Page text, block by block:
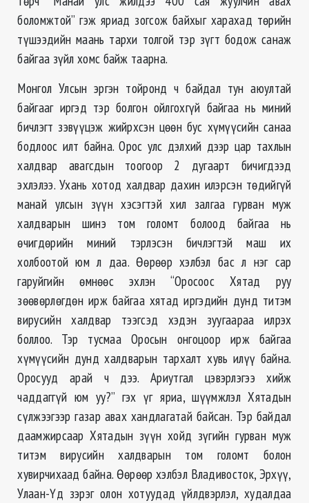
боломжтой” гэж яриад зогсож байхыг харахад төрийн
түшээдийн маань тархи толгой тэр зүгт бодож санаж
байгаа зүйл хомс байж таарна.
Монгол Улсын эргэн тойронд ч байдал тун аюултай
байгааг иргэд тэр болгон ойлгохгүй байгаа нь миний
бичлэгт зэвүүцэж жийрхсэн цөөн бус хүмүүсийн санаа
бодлоос илт байна. Орос улс дэлхий дээр цар тахлын
халдвар авагсдын тоогоор 2 дугаарт бичигдээд
эхлэлээ. Ухань хотод халдвар дахин илэрсэн төдийгүй
манай улсын зүүн хэсэгтэй хил залгаа гурван муж
халдварын шинэ том голомт болоод байгаа нь
өчигдөрийн миний тэрлэсэн бичлэгтэй маш их
холбоотой юм л даа. Өөрөөр хэлбэл бас л нэг сар
гаруйгийн өмнөөс эхлэн “Оросоос Хятад руу
зөөвөрлөгдөн ирж байгаа хятад иргэдийн дунд титэм
вирусийн халдвар тээгсэд хэдэн зуугаараа илрэх
боллоо. Тэр тусмаа Оросын онгоцоор ирж байгаа
хүмүүсийн дунд халдварын тархалт хувь илүү байна.
Оросууд арай ч дээ. Ариутгал цэвэрлэгээ хийж
чаддаггүй юм уу?” гэх үг яриа, шүүмжлэл Хятадын
сүлжээгээр газар авах хандлагатай байсан. Тэр байдал
даамжирсаар Хятадын зүүн хойд зүгийн гурван муж
титэм вирусийн халдварын том голомт болон
хувирчихаад байна. Өөрөөр хэлбэл Владивосток, Эрхүү,
Улаан-Үд зэрэг олон хотуудад үйлдвэрлэл, худалдаа